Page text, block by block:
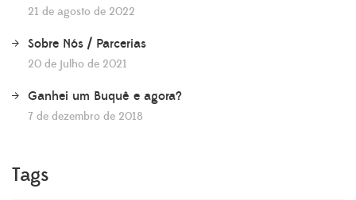
21 de agosto de 2022
Sobre Nós / Parcerias
20 de julho de 2021
Ganhei um Buquê e agora?
7 de dezembro de 2018
Tags